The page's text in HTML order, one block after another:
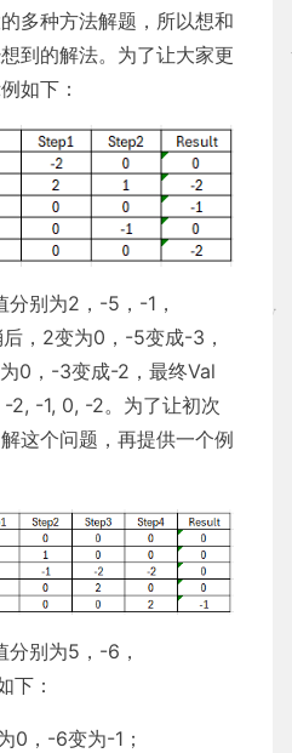
多种方法解题，所以想和
到的解法。为了让大家更
如下：
别为2，-5，-1，
，2变为0，-5变成-3，
0，-3变成-2，最终Val
2, -1, 0, -2。为了让初次
这个问题，再提供一个例
分别为5，-6，
下：
0，-6变为-1；